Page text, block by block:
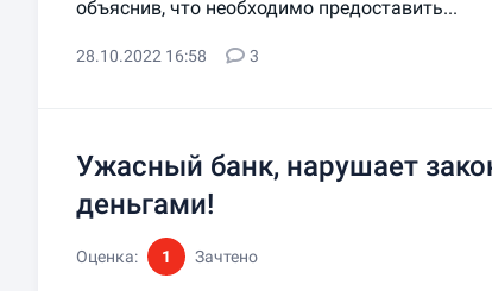
объяснив, что необходимо предоставить...
28.10.2022 16:58 3
Ужасный банк, нарушает
деньгами!
Оценка: 1 Зачтено